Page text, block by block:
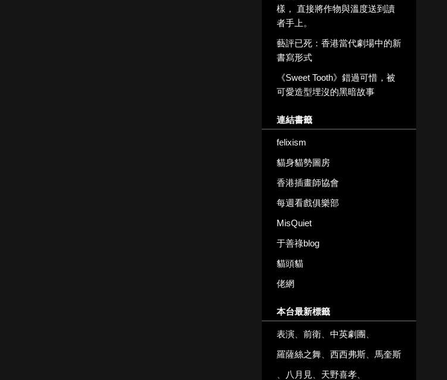
樣， 直接將作物與溫度送到讀
者手上。
藝評已死：香港當代劇場中的新
書寫形式
《Sweet Tooth》錯過可惜，被
可愛造型埋沒的黑暗故事
連結書籤
felixism
貓身貓勢圖房
香港插畫師協會
每週看戲俱樂部
MisQuiet
于善祿blog
貓頭貓
佬網
本台最新標籤
表演 前衛 中英劇團
羅薩絲之舞
西西弗斯
馬奎斯
八月見 天野喜孝